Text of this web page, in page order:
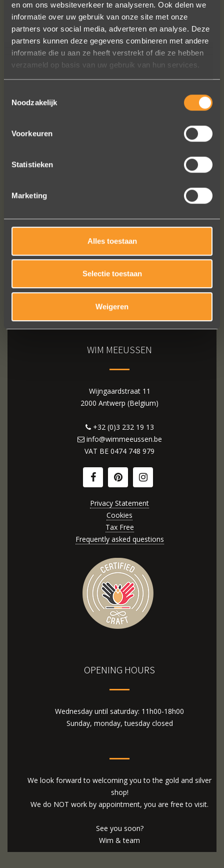
en om ons websiteverkeer te analyseren. Ook delen we
informatie over uw gebruik van onze site met onze
partners voor social media, adverteren en analyse. Deze
partners kunnen deze gegevens combineren met andere
informatie die u aan ze heeft verstrekt of die ze hebben
verzameld op basis van uw gebruik van hun services.
Noodzakelijk
Voorkeuren
Statistieken
Marketing
Alles toestaan
Selectie toestaan
Weigeren
Een droom die uitkomt, de ringen zijn
prachtig afgewerkt, perfecte kwaliteit.
We zijn liefdevol geholpen en ze
WIM MEEUSSEN
Wijngaardstraat 11
2000 Antwerp (Belgium)
+32 (0)3 232 19 13
info@wimmeeussen.be
VAT BE 0474 748 979
Privacy Statement
Cookies
Tax Free
Frequently asked questions
OPENING HOURS
Wednesday until saturday: 11h00-18h00
Sunday, monday, tuesday closed
We look forward to welcoming you to the gold and silver
shop!
We do NOT work by appointment, you are free to visit.
See you soon?
Wim & team